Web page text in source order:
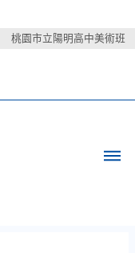
桃園市立陽明高中美術班